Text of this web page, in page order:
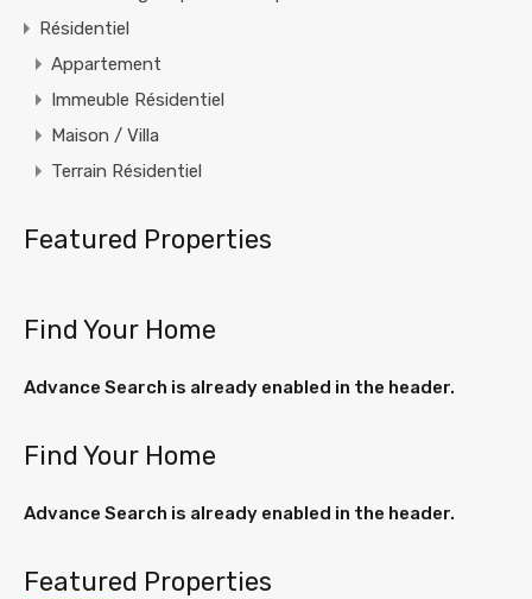
Résidentiel
Appartement
Immeuble Résidentiel
Maison / Villa
Terrain Résidentiel
Featured Properties
Find Your Home
Advance Search is already enabled in the header.
Find Your Home
Advance Search is already enabled in the header.
Featured Properties